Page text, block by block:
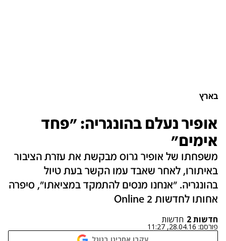
בארץ
אופיר נעלם בהונגריה: "פחד
אימים"
משפחתו של אופיר גרוס מבקשת את עזרת הציבור
באיתורו, לאחר שאבד עמו הקשר בעת טיול
בהונגריה. "אנחנו מנסים להתמקד במציאתו", סיפרה
אחותו לחדשות 2 Online
חדשות 2 חדשות
פורסם: 28.04.16, 11:27